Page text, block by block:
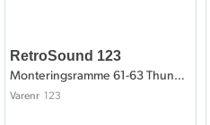
RetroSound 123
Monteringsramme 61-63 Thunderbird style
Varenr 123